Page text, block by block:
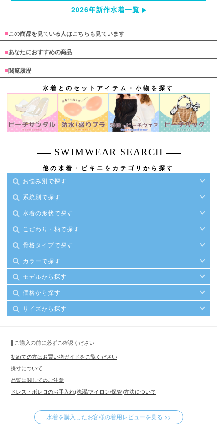
2026年新作水着一覧
■この商品を見ている人はこちらも見ています
■あなたにおすすめの商品
■閲覧履歴
水着とのセットアイテム・小物を探す
SWIMWEAR SEARCH
他の水着・ビキニをカテゴリから探す
お悩み別で探す
系統別で探す
水着の形状で探す
こだわり・柄で探す
骨格タイプで探す
カラーで探す
モデルから探す
価格から探す
サイズから探す
ご購入の前に必ずご確認ください
初めての方はお買い物ガイドをご覧ください
採寸について
品質に関してのご注意
ドレス・ボレロのお手入れ(洗濯/アイロン/保管)方法について
水着を購入したお客様の着用レビューを見る >>